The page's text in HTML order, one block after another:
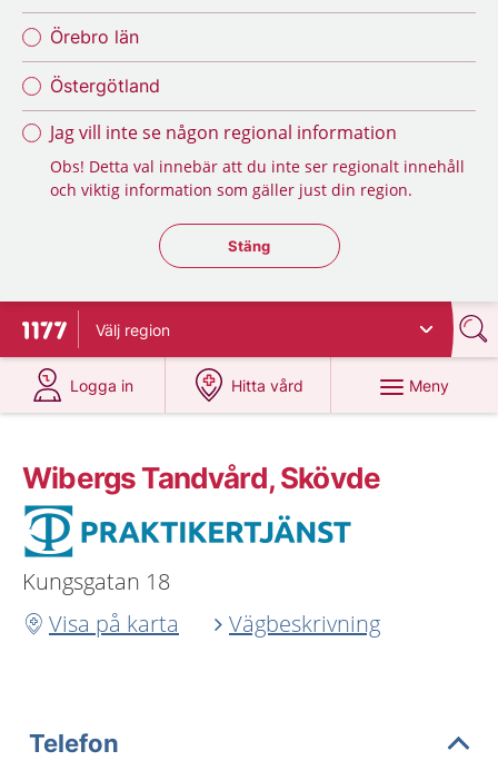
Örebro län
Östergötland
Jag vill inte se någon regional information
Obs! Detta val innebär att du inte ser regionalt innehåll
och viktig information som gäller just din region.
Stäng regionsväljaren
Stäng
Till startsidan för 1177
Välj region
Logga in
på 1177.se
Hitta vård
på 1177.se
Meny
Wibergs Tandvård, Skövde
Kungsgatan 18
Visa på karta
Vägbeskrivning
Telefon